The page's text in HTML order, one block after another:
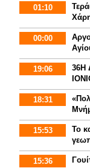
01:10
00:00
19:06
36Η
18:31
15:53
Το
15:36